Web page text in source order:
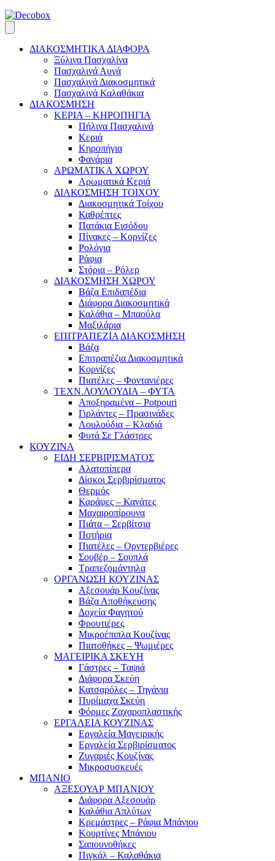
ΔΙΑΚΟΣΜΗΤΙΚΑ ΔΙΑΦΟΡΑ
Ξύλινα Πασχαλίνα
Πασχαλινά Αυγά
Πασχαλινά Διακοσμητικά
Πασχαλινά Καλαθάκια
ΔΙΑΚΟΣΜΗΣΗ
ΚΕΡΙΑ – ΚΗΡΟΠΗΓΙΑ
Πήλινα Πασχαλινά
Κεριά
Κηροπήγια
Φανάρια
ΑΡΩΜΑΤΙΚΑ ΧΩΡΟΥ
Αρωματικά Κεριά
ΔΙΑΚΟΣΜΗΣΗ ΤΟΙΧΟΥ
Διακοσμητικά Τοίχου
Καθρέπτες
Πατάκια Εισόδου
Πίνακες – Κορνίζες
Ρολόγια
Ράφια
Στόρια – Ρόλερ
ΔΙΑΚΟΣΜΗΣΗ ΧΩΡΟΥ
Βάζα Επιδαπέδια
Διάφορα Διακοσμητικά
Καλάθια – Μπαούλα
Μαξιλάρια
ΕΠΙΤΡΑΠΕΖΙΑ ΔΙΑΚΟΣΜΗΣΗ
Βάζα
Επιτραπέζια Διακοσμητικά
Κορνίζες
Πιατέλες – Φοντανιέρες
ΤΕΧΝ.ΛΟΥΛΟΥΔΙΑ – ΦΥΤΑ
Αποξηραμένα – Potpouri
Γιρλάντες – Πρασινάδες
Λουλούδια – Κλαδιά
Φυτά Σε Γλάστρες
ΚΟΥΖΙΝΑ
ΕΙΔΗ ΣΕΡΒΙΡΙΣΜΑΤΟΣ
Αλατοπίπερα
Δίσκοι Σερβιρίσματος
Θερμός
Καράφες – Κανάτες
Μαχαιροπίρουνα
Πιάτα – Σερβίτσια
Ποτήρια
Πιατέλες – Ορντερβιέρες
Σουβέρ – Σουπλά
Τραπεζομάντηλα
ΟΡΓΑΝΩΣΗ ΚΟΥΖΙΝΑΣ
Αξεσουάρ Κουζίνας
Βάζα Αποθήκευσης
Δοχεία Φαγητού
Φρουτιέρες
Μικροέπιπλα Κουζίνας
Πιατοθήκες – Ψωμιέρες
ΜΑΓΕΙΡΙΚΑ ΣΚΕΥΗ
Γάστρες – Ταψιά
Διάφορα Σκεύη
Κατσαρόλες – Τηγάνια
Πυρίμαχα Σκεύη
Φόρμες Ζαχαροπλαστικής
ΕΡΓΑΛΕΙΑ ΚΟΥΖΙΝΑΣ
Εργαλεία Μαγειρικής
Εργαλεία Σερβιρίσματος
Ζυγαριές Κουζίνας
Μικροσυσκευές
ΜΠΑΝΙΟ
ΑΞΕΣΟΥΑΡ ΜΠΑΝΙΟΥ
Διάφορα Αξεσουάρ
Καλάθια Απλύτων
Κρεμάστρες – Ράφια Μπάνιου
Κουρτίνες Μπάνιου
Σαπουνοθήκες
Πιγκάλ – Καλαθάκια